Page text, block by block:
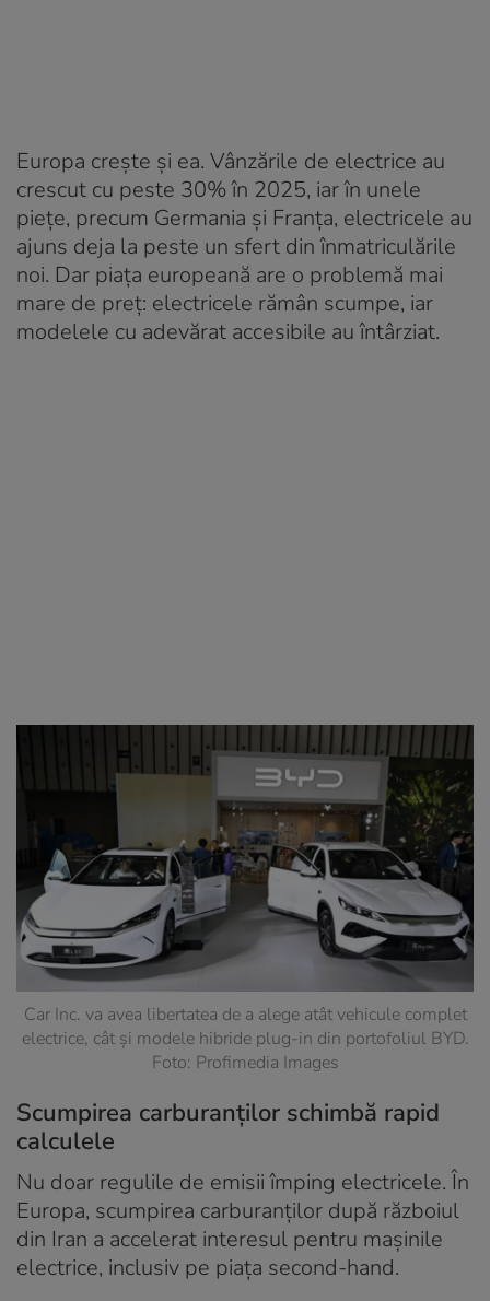
Europa crește și ea. Vânzările de electrice au
crescut cu peste 30% în 2025, iar în unele
piețe, precum Germania și Franța, electricele au
ajuns deja la peste un sfert din înmatriculările
noi. Dar piața europeană are o problemă mai
mare de preț: electricele rămân scumpe, iar
modelele cu adevărat accesibile au întârziat.
Car Inc. va avea libertatea de a alege atât vehicule complet
electrice, cât și modele hibride plug-in din portofoliul BYD.
Foto: Profimedia Images
Scumpirea carburanților schimbă rapid
calculele
Nu doar regulile de emisii împing electricele. În
Europa, scumpirea carburanților după războiul
din Iran a accelerat interesul pentru mașinile
electrice, inclusiv pe piața second-hand.